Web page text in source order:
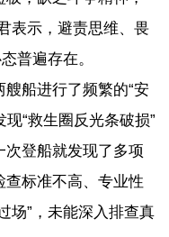
表示，避责思维、畏
普遍存在。
船进行了频繁的“安
现“救生圈反光条破损”
登船就发现了多项
标准不高、专业性
场”，未能深入排查真